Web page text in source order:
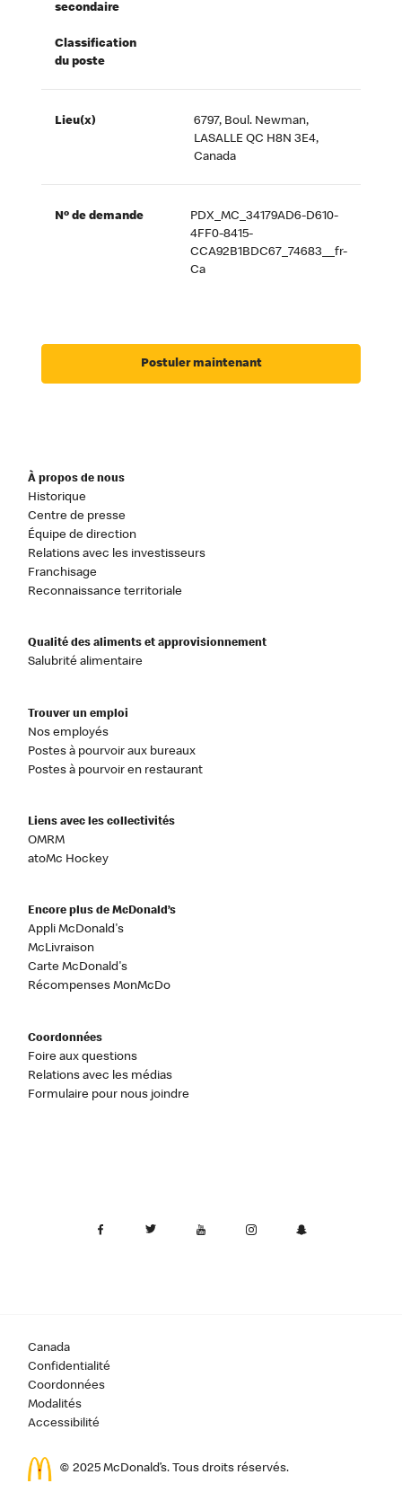
secondaire
Classification
du poste
Lieu(x)
6797, Boul. Newman,
LASALLE QC H8N 3E4,
Canada
Nº de demande
PDX_MC_34179AD6-D610-
4FF0-8415-
CCA92B1BDC67_74683__fr-
Ca
Postuler maintenant
À propos de nous
Historique
Centre de presse
Équipe de direction
Relations avec les investisseurs
Franchisage
Reconnaissance territoriale
Qualité des aliments et approvisionnement
Salubrité alimentaire
Trouver un emploi
Nos employés
Postes à pourvoir aux bureaux
Postes à pourvoir en restaurant
Liens avec les collectivités
OMRM
atoMc Hockey
Encore plus de McDonald’s
Appli McDonald's
McLivraison
Carte McDonald's
Récompenses MonMcDo
Coordonnées
Foire aux questions
Relations avec les médias
Formulaire pour nous joindre
Canada
Confidentialité
Coordonnées
Modalités
Accessibilité
© 2025 McDonald’s. Tous droits réservés.